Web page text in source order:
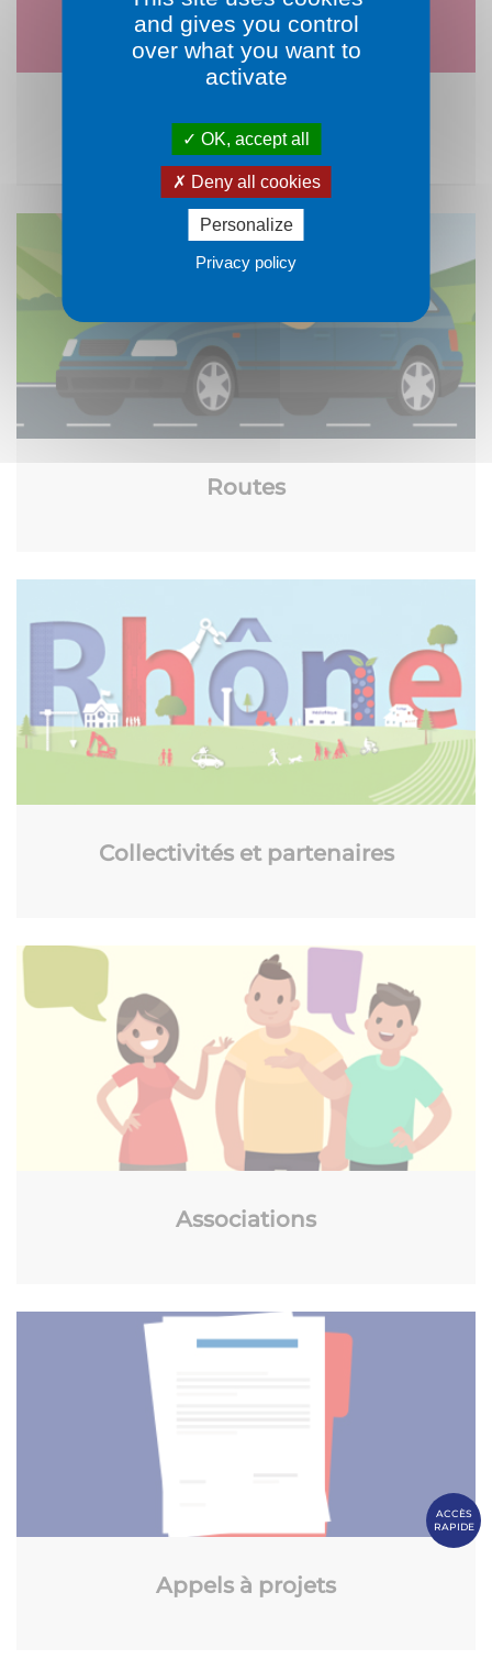
ACCÈS
RAPIDE
Santé et prévention
Routes
Collectivités et partenaires
Associations
Appels à projets
and gives you control
over what you want to
activate
OK, accept all
Deny all cookies
Personalize
Privacy policy